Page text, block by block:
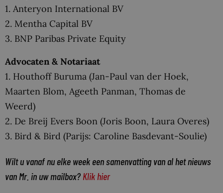
1. Anteryon International BV
2. Mentha Capital BV
3. BNP Paribas Private Equity
Advocaten & Notariaat
1. Houthoff Buruma (Jan-Paul van der Hoek,
Maarten Blom, Ageeth Panman, Thomas de
Weerd)
2. De Breij Evers Boon (Joris Boon, Laura Overes)
3. Bird & Bird (Parijs: Caroline Basdevant-Soulie)
Wilt u vanaf nu elke week een samenvatting van al het nieuws
van Mr. in uw mailbox? Klik hier